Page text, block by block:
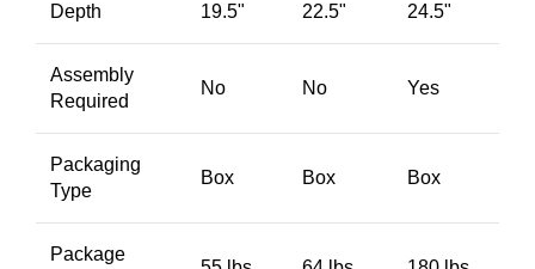
Depth 19.5" 22.5" 24.5"
Assembly
Required
No No Yes
Packaging
Type
Box Box Box
Package